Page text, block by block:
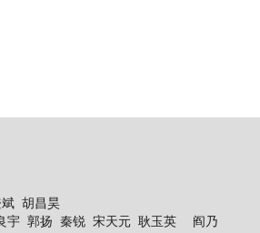
胡昌昊
宇 郭扬 秦锐 宋天元 耿玉英 阎乃